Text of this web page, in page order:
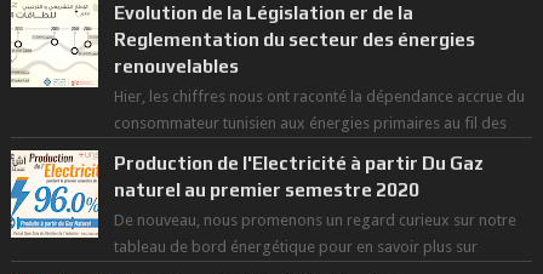
Evolution de la Législation er de la
Reglementation du secteur des énergies
renouvelables
Hier, les chiffres nous ont raconté la dépendance accrue du
consommateur tunisien aux énergies primaires au fil des
Production de l'Electricité à partir Du Gaz
naturel au premier semestre 2020
De nouveau, nous promenons un regard curieux sur notre
tableau de bord énergétique pour en savoir plus sur